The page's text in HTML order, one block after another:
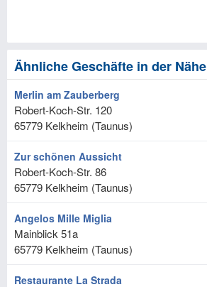
Ähnliche Geschäfte in der Nähe
Merlin am Zauberberg
Robert-Koch-Str. 120
65779 Kelkheim (Taunus)
Zur schönen Aussicht
Robert-Koch-Str. 86
65779 Kelkheim (Taunus)
Angelos Mille Miglia
Mainblick 51a
65779 Kelkheim (Taunus)
Restaurante La Strada